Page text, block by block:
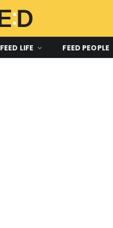
FEED LIFE FEED PEOPLE